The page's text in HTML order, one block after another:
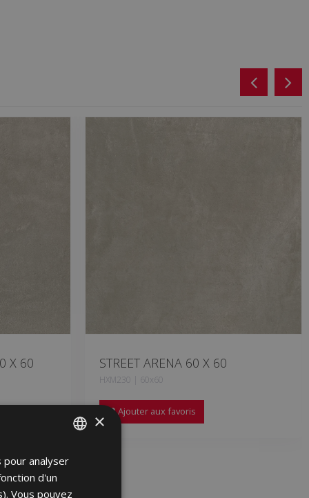
X 60 STREET ARENA 60 X 60
HXM230 | 60x60
Ajouter aux favoris
SPANISH
ENGLISH
×
pour analyser
d'un
Vous pouvez